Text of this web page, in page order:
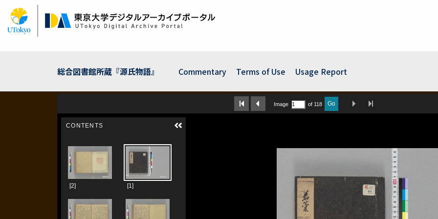
Skip
main
content
総合図書館所蔵『源氏物語』 Commentary Terms of Use Usage Report